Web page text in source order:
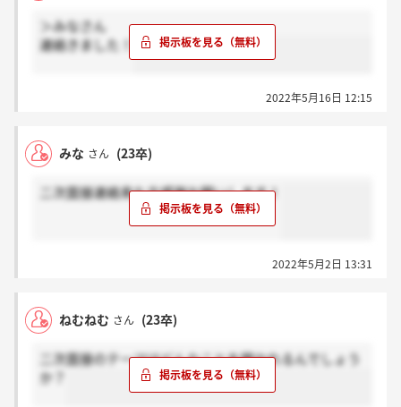
＞みなさん
連絡きました！
2022年5月16日 12:15
みな さん (23卒)
二次面接連絡来た方感謝お願いします！
2022年5月2日 13:31
ねむねむ さん (23卒)
二次面接のテーマはどんなことを聞かれるんでしょう
か？